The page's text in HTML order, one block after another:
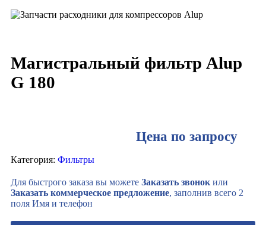
Магистральный фильтр Alup
G 180
Цена по запросу
Категория: Фильтры
Для быстрого заказа вы можете Заказать звонок или
Заказать коммерческое предложение, заполнив всего 2
поля Имя и телефон